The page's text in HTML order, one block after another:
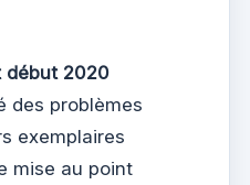
début 2020
des problèmes
exemplaires
mise au point